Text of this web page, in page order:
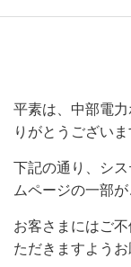
平素は、中部電
りがとうございま
下記の通り、シ
ムページの一部
お客さまにはご
ただきますようお